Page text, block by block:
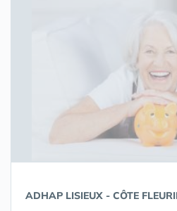
ADHAP LISIEUX - CÔTE